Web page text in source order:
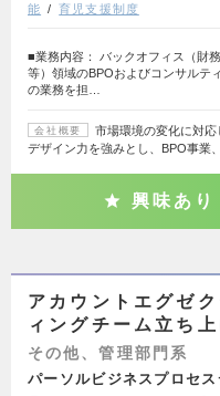
能
育児支援制度
■業務内容： バックオフィス（財
等）領域のBPOおよびコンサルテ
の業務を担…
会社概要
市場環境の変化に対
デザイン力を強みとし、BPO事業
興味あり
アカウントエグゼ
ィングチーム立ち
その他、管理部門系
パーソルビジネスプロセ